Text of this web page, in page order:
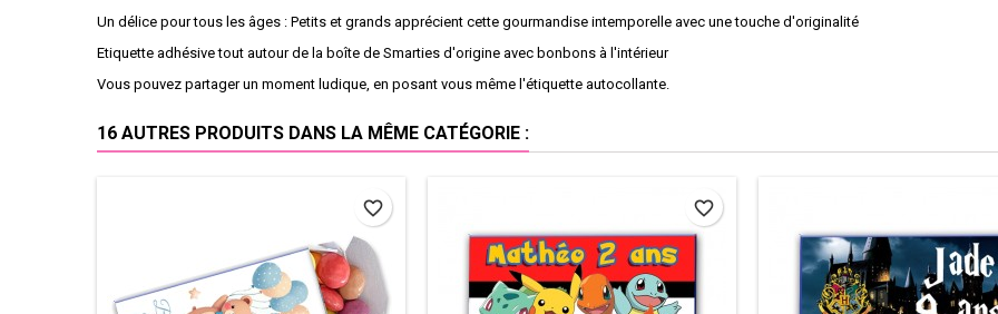
Un délice pour tous les âges : Petits et grands apprécient cette gourmandise intemporelle avec une touche d'originalité
Etiquette adhésive tout autour de la boîte de Smarties d'origine avec bonbons à l'intérieur
Vous pouvez partager un moment ludique, en posant vous même l'étiquette autocollante.
16 AUTRES PRODUITS DANS LA MÊME CATÉGORIE :
favorite_border favorite_border